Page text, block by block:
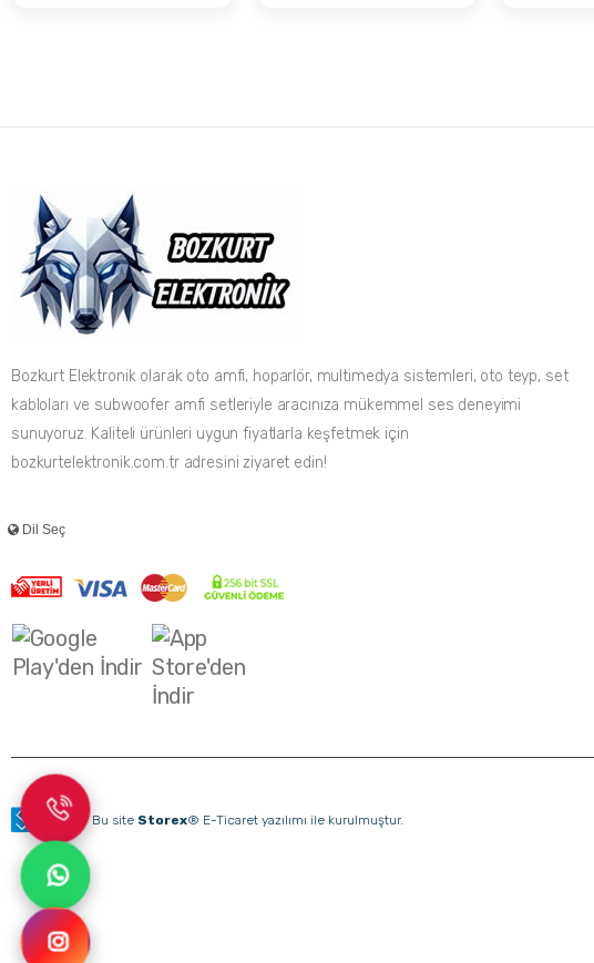
Bozkurt Elektronik olarak oto amfi, hoparlör, multimedya sistemleri, oto teyp, set
kabloları ve subwoofer amfi setleriyle aracınıza mükemmel ses deneyimi
sunuyoruz. Kaliteli ürünleri uygun fiyatlarla keşfetmek için
bozkurtelektronik.com.tr adresini ziyaret edin!
Bu site Storex® E-Ticaret yazılımı ile kurulmuştur.